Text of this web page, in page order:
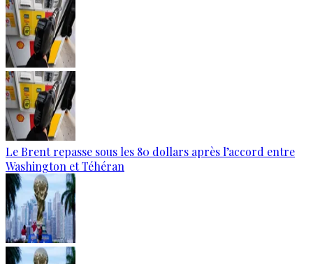
Le Brent repasse sous les 80 dollars après l’accord entre
Washington et Téhéran